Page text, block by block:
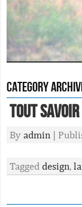
Category
Tout Savoir
By admin |
Tagged design,